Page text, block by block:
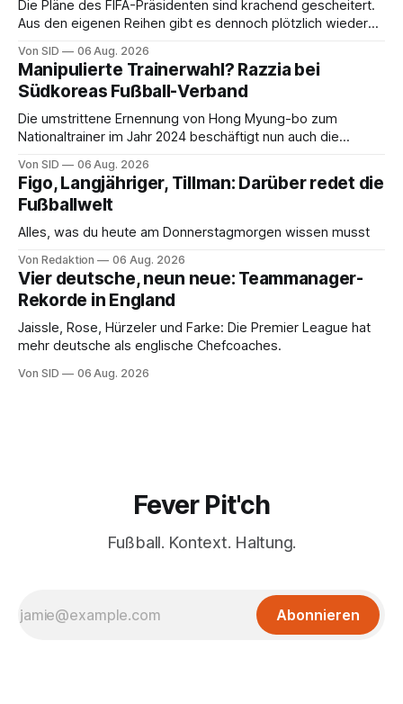
Die Pläne des FIFA-Präsidenten sind krachend gescheitert.
Aus den eigenen Reihen gibt es dennoch plötzlich wieder
Von SID 06 Aug. 2026
Manipulierte Trainerwahl? Razzia bei
Südkoreas Fußball-Verband
Die umstrittene Ernennung von Hong Myung-bo zum
Nationaltrainer im Jahr 2024 beschäftigt nun auch die
Von SID 06 Aug. 2026
Figo, Langjähriger, Tillman: Darüber redet die
Fußballwelt
Alles, was du heute am Donnerstagmorgen wissen musst
Von Redaktion 06 Aug. 2026
Vier deutsche, neun neue: Teammanager-
Rekorde in England
Jaissle, Rose, Hürzeler und Farke: Die Premier League hat
mehr deutsche als englische Chefcoaches.
Von SID 06 Aug. 2026
Fever Pit'ch
Fußball. Kontext. Haltung.
Abonnieren